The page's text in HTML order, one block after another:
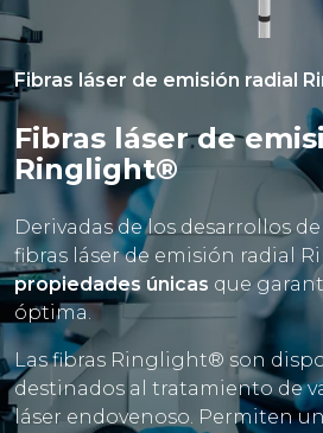
Fibras láser de emisión radial
Fibras láser de
Ringlight®
Derivadas de los desarrollos de
fibras láser de emisión radial
propiedades únicas que
óptima.
Las fibras Ringlight® son
destinados al tratamiento de
láser endovenoso. Permiten